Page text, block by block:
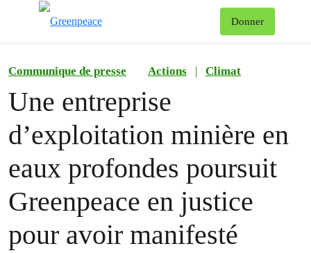
Donner
Communique de presse Actions | Climat
Une entreprise
d’exploitation minière en
eaux profondes poursuit
Greenpeace en justice
pour avoir manifesté